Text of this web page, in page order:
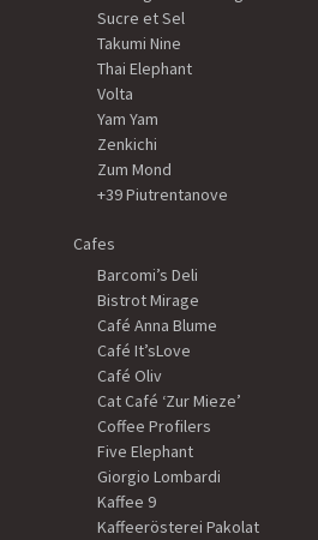
Sucre et Sel
Takumi Nine
Thai Elephant
Volta
Yam Yam
Zenkichi
Zum Mond
+39 Piutrentanove
Cafes
Barcomi’s Deli
Bistrot Mirage
Café Anna Blume
Café It’sLove
Café Oliv
Cat Café ‘Zur Mieze’
Coffee Profilers
Five Elephant
Giorgio Lombardi
Kaffee 9
Kaffeerösterei Pakolat